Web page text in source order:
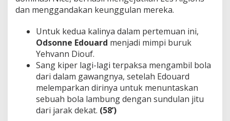
dan menggandakan keunggulan mereka.
Untuk kedua kalinya dalam pertemuan ini,
Odsonne Edouard menjadi mimpi buruk
Yehvann Diouf.
Sang kiper lagi-lagi terpaksa mengambil bola
dari dalam gawangnya, setelah Edouard
melemparkan dirinya untuk menuntaskan
sebuah bola lambung dengan sundulan jitu
dari jarak dekat. (58’)